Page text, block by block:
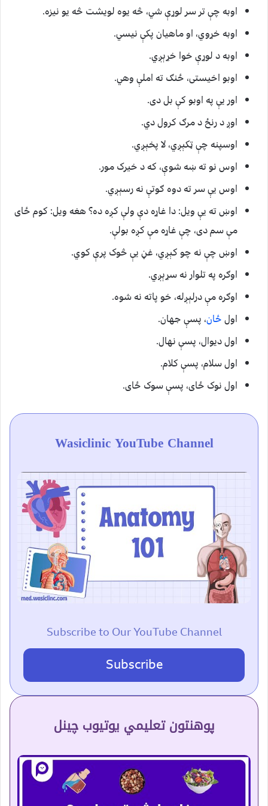
اوبه چې تر سر لوړې شي، څه یوه لویشت څه یو نیزه.
اوبه خړوي، او ماهیان پکې نیسي.
اوبه د لوړې خوا خړېږي.
اوبو اخیستی، ځنګ ته املې وهي.
اور یې په اوبو کې بل دی.
اوږ د رنځ د مرګ کرول دي.
اوسپنه چې ټکېږي، لا پخېږي.
اوس نو ته ښه شوې، که د خیرک مور.
اوس یې سر ته دوه ګوتې نه رسېږي.
اوښ ته یې ویل: دا غاړه دې ولې کږه ده؟ هغه ویل: کوم ځای
مې سم دی، چې غاړه مې کږه بولې.
اوښ چې نه چو کېږي، غڼ یې څوک پرې کوي.
اوګره په تلوار نه سړېږي.
اوګره مې درلېږله، خو پاته نه شوه.
اولځان، پسې جهان.
اول دیوال، پسې نهال.
اول سلام، پسې کلام.
اول نوک ځای، پسې سوک ځای.
Wasiclinic YouTube Channel
Subscribe to Our YouTube Channel
Subscribe
پوهنتون تعلیمي یوتیوب چینل